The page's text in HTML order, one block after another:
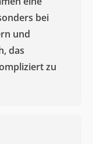
bei
und
das
zu